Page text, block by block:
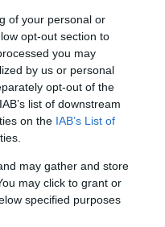
of your personal or
opt-out section to
you may
by us or personal
opt-out of the
list of downstream
on the IAB’s List of
may gather and store
may click to grant or
specified purposes